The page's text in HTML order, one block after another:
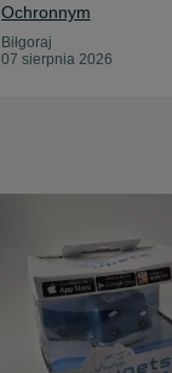
Ochronnym
Biłgoraj
07 sierpnia 2026